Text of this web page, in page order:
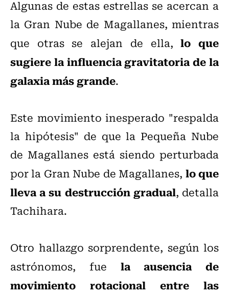
Algunas de estas estrellas se acercan a
la Gran Nube de Magallanes, mientras
que otras se alejan de ella,lo que
sugiere la influencia gravitatoria de la
galaxia más grande.
Este movimiento inesperado "respalda
la hipótesis" de que la Pequeña Nube
de Magallanes está siendo perturbada
por la Gran Nube de Magallanes, lo que
lleva a su destrucción gradual, detalla
Tachihara.
Otro hallazgo sorprendente, según los
astrónomos, fue la ausencia de
movimiento rotacional entre las